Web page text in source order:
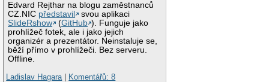
Edvard Rejthar na blogu zaměstnanců
CZ.NIC představil
svou aplikaci
SlideRshow
(GitHub ). Funguje jako
prohlížeč fotek, ale i jako jejich
organizér a prezentátor. Neinstaluje se,
běží přímo v prohlížeči. Bez serveru.
Offline.
Ladislav Hagara | Komentářů: 8